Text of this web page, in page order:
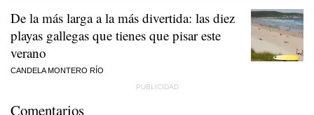
De la más larga a la más divertida: las diez
playas gallegas que tienes que pisar este
verano
CANDELA MONTERO RÍO
Comentarios